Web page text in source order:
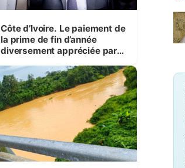
Côte d’Ivoire. Le paiement de
la prime de fin d’année
diversement appréciée par
trottoir)